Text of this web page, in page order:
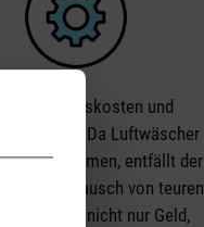
Betriebskosten und
Da Luftwäscher
auskommen, entfällt der
Austausch von teuren
Das spart nicht nur Geld,